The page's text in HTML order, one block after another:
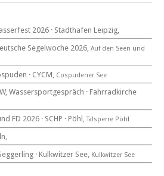
· Thüringen · Sachsen Anhalt
2026 · Stadthafen Leipzig,
Segelwoche 2026, Auf den Seen und
· CYCM, Cospudener See
Wassersportgespräch · Fahrradkirche
FD 2026 · SCHP · Pöhl, Talsperre Pöhl
· Kulkwitzer See, Kulkwitzer See